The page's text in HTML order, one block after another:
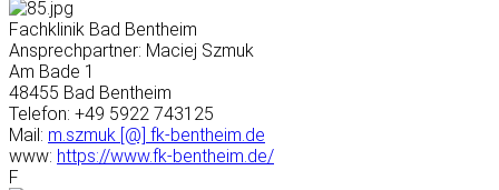
Fachklinik Bad Bentheim
Ansprechpartner: Maciej Szmuk
Am Bade 1
48455 Bad Bentheim
Telefon: +49 5922 743125
Mail: m.szmuk [@] fk-bentheim.de
www: https://www.fk-bentheim.de/
F